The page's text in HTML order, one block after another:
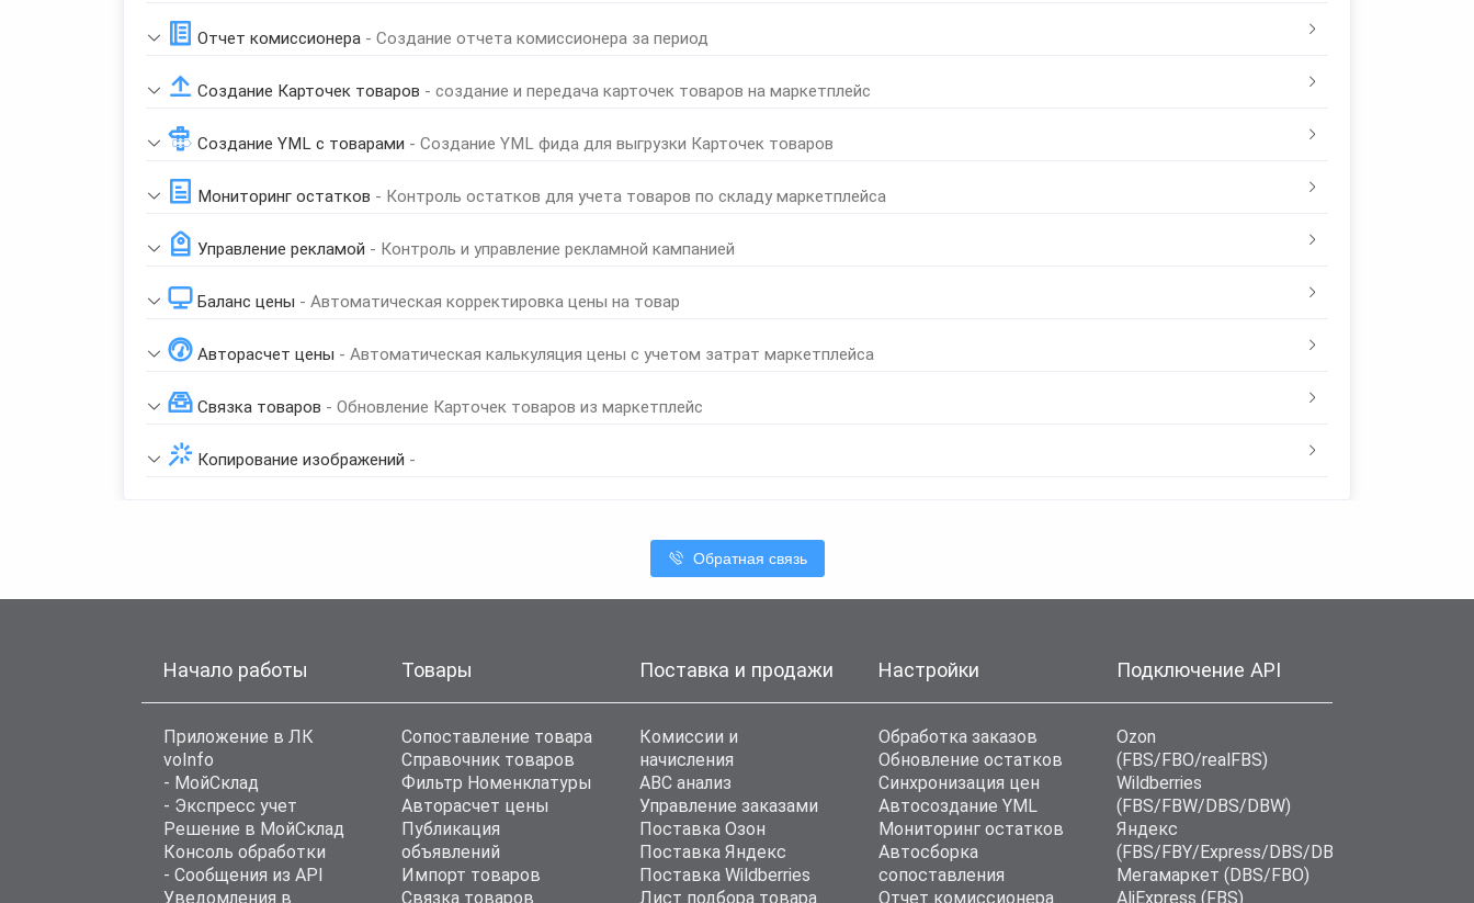
Отчет комиссионера - Создание отчета комиссионера за период
Создание Карточек товаров - создание и передача карточек товаров на маркетплейс
Создание YML с товарами - Создание YML фида для выгрузки Карточек товаров
Мониторинг остатков - Контроль остатков для учета товаров по складу маркетплейса
Управление рекламой - Контроль и управление рекламной кампанией
Баланс цены - Автоматическая корректировка цены на товар
Авторасчет цены - Автоматическая калькуляция цены с учетом затрат маркетплейса
Связка товаров - Обновление Карточек товаров из маркетплейс
Копирование изображений -
Обратная связь
Начало работы
Приложение в ЛК
voInfo
- МойСклад
- Экспресс учет
Решение в МойСклад
Консоль обработки
- Сообщения из API
Уведомления в
Товары
Сопоставление товара
Справочник товаров
Фильтр Номенклатуры
Авторасчет цены
Публикация
объявлений
Импорт товаров
Связка товаров
Поставка и продажи
Комиссии и
начисления
ABC анализ
Управление заказами
Поставка Озон
Поставка Яндекс
Поставка Wildberries
Лист подбора товара
Настройки
Обработка заказов
Обновление остатков
Синхронизация цен
Автосоздание YML
Мониторинг остатков
Автосборка
сопоставления
Отчет комиссионера
Подключение API
Ozon
(FBS/FBO/realFBS)
Wildberries
(FBS/FBW/DBS/DBW)
Яндекс
(FBS/FBY/Express/DBS/DBD)
Мегамаркет (DBS/FBO)
AliExpress (FBS)